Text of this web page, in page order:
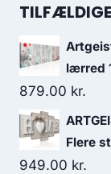
lærred
879.00 kr.
Flere
949.00 kr.